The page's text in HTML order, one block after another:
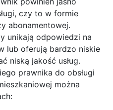
czy to w formie
abonamentowej.
unikają odpowiedzi na
lub oferują bardzo niskie
niską jakość usług.
prawnika do obsługi
można